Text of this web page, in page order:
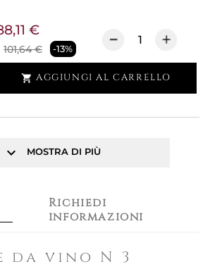
101,64 € -13%
€
 AGGIUNGI AL CARRELLO
keyboard_arrow_down MOSTRA DI PIÙ
Richiedi
informazioni
da vino N 3